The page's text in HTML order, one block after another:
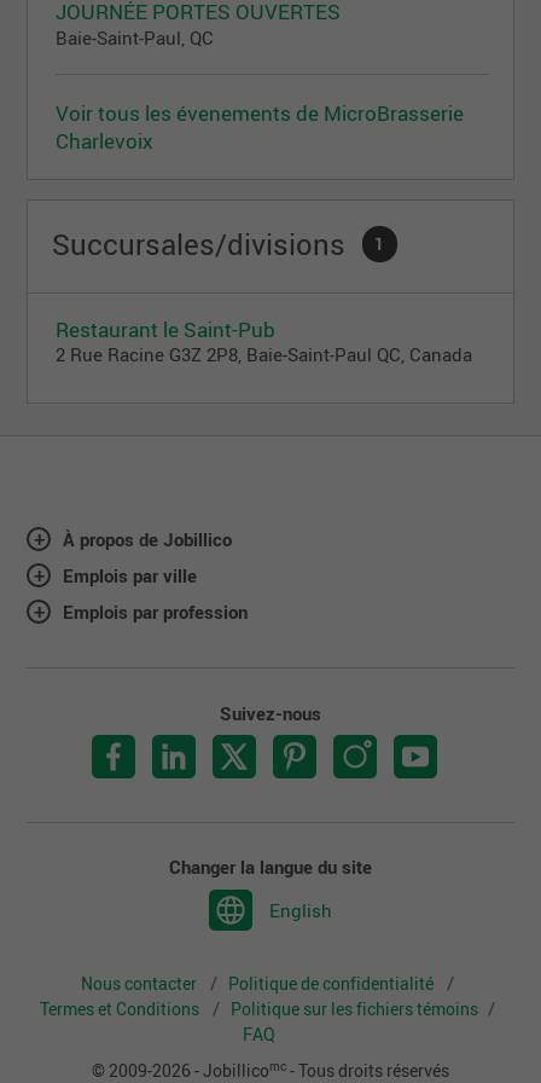
JOURNÉE PORTES OUVERTES
Baie-Saint-Paul, QC
Voir tous les évenements de MicroBrasserie
Charlevoix
Succursales/divisions 1
Restaurant le Saint-Pub
2 Rue Racine G3Z 2P8, Baie-Saint-Paul QC, Canada
À propos de Jobillico
Emplois par ville
Emplois par profession
Suivez-nous
Changer la langue du site
English
Nous contacter
Politique de confidentialité
Termes et Conditions
Politique sur les fichiers témoins
FAQ
© 2009-2026 - Jobillicomc - Tous droits réservés